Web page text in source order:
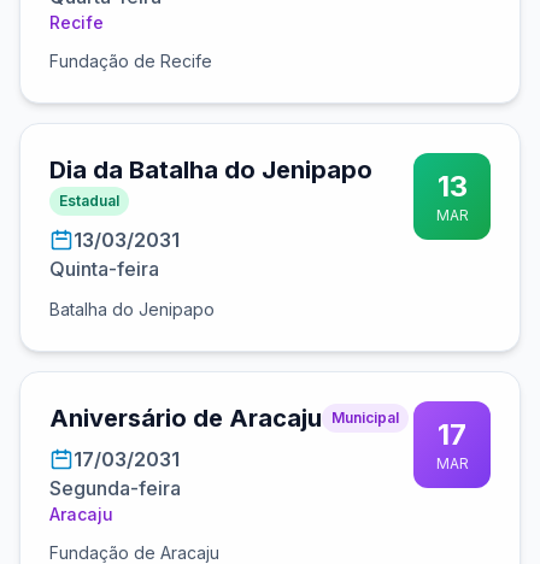
Recife
Fundação de Recife
Dia da Batalha do Jenipapo
Estadual
13/03/2031
Quinta-feira
Batalha do Jenipapo
13
MAR
Aniversário de Aracaju Municipal
17/03/2031
Segunda-feira
Aracaju
Fundação de Aracaju
17
MAR